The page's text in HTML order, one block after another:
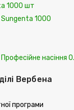
1000 шт
Sungenta 1000
насіння
Вербена
програми